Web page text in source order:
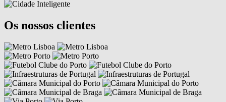
Os nossos clientes